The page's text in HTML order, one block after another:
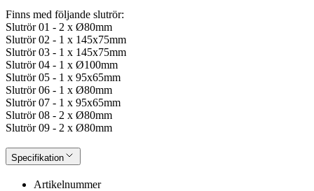
Finns med följande slutrör:
Slutrör 01 - 2 x Ø80mm
Slutrör 02 - 1 x 145x75mm
Slutrör 03 - 1 x 145x75mm
Slutrör 04 - 1 x Ø100mm
Slutrör 05 - 1 x 95x65mm
Slutrör 06 - 1 x Ø80mm
Slutrör 07 - 1 x 95x65mm
Slutrör 08 - 2 x Ø80mm
Slutrör 09 - 2 x Ø80mm
Specifikation
Artikelnummer